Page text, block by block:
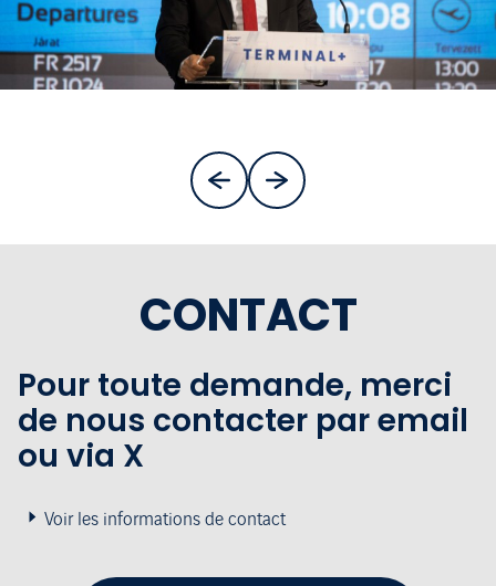
CONTACT
Pour toute demande, merci
de nous contacter par email
ou via X
Voir les informations de contact